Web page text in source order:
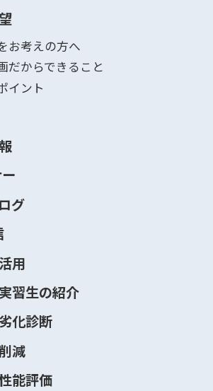
お考えの方へ
だからできること
イント
グ
用
習生の紹介
化診断
減
能評価